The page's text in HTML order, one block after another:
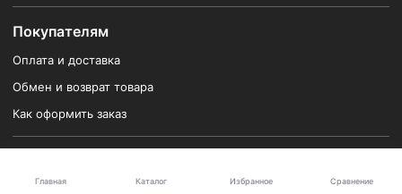
Главная Каталог Избранное Сравнение
Покупателям
Оплата и доставка
Обмен и возврат товара
Как оформить заказ